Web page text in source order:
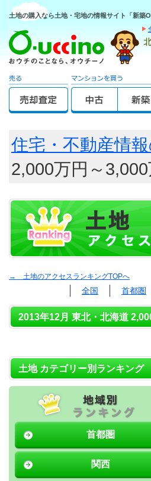
土地の購入なら土地・宅地の情報サイト「新築
住宅・不動産情
2,000万円～
→ 土地のアクセスランキングTOPへ
全国 首都圏
2013年12月 東北・北海道
土地 カテゴリー別ランキング
首都圏
関西